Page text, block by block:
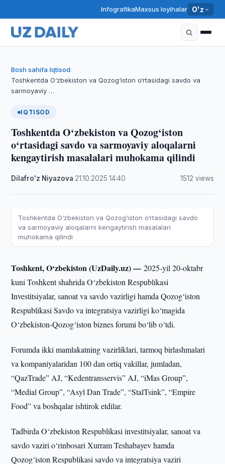
InfografikaMaxsus loyihalar O'z
Bosh sahifa›Iqtisod›
Toshkentda O‘zbekiston va Qozog‘iston o‘rtasidagi savdo va
sarmoyaviy …
IQTISOD
Toshkentda O‘zbekiston va Qozog‘iston
o‘rtasidagi savdo va sarmoyaviy aloqalarni
kengaytirish masalalari muhokama qilindi
Dilafro'z Niyazova 21.10.2025 ·14:40 1512 views
Toshkentda O‘zbekiston va Qozog‘iston o‘rtasidagi savdo
va sarmoyaviy aloqalarni kengaytirish masalalari
muhokama qilindi
Toshkent, O‘zbekiston (UzDaily.uz) —2025-yil 20-oktabr
kuni Toshkent shahrida O‘zbekiston Respublikasi
Investitsiyalar, sanoat va savdo vazirligi hamda Qozog‘iston
Respublikasi Savdo va integratsiya vazirligi ko‘magida
O‘zbekiston-Qozog‘iston biznes forumi bo‘lib o‘tdi.
Forumda ikki mamlakatning vazirliklari, tarmoq birlashmalari
va kompaniyalaridan 100 dan ortiq vakillar, jumladan,
“QazTrade” AJ, “Kedentransservis” AJ, “iMas Group”,
“Medial Group”, “Asyl Dan Trade”, “StalTsink”, “Empire
Food” va boshqalar ishtirok etdilar.
Tadbirda O‘zbekiston Respublikasi investitsiyalar, sanoat va
savdo vaziri o‘rinbosari Xurram Teshabayev hamda
Qozog‘iston Respublikasi savdo va integratsiya vaziri